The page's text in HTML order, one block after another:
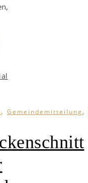
, Gemeindemitteilung,